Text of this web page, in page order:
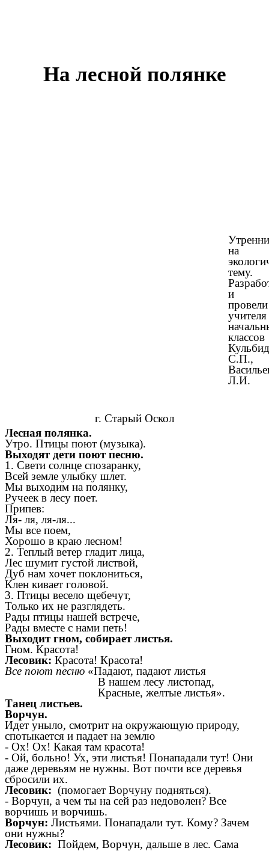
На лесной полянке
на
тему.
и
провели
учителя
классов
С.П.,
Л.И.
г. Старый Оскол
Лесная полянка.
Утро. Птицы поют (музыка).
Выходят дети поют песню.
1. Свети солнце спозаранку,
Всей земле улыбку шлет.
Мы выходим на полянку,
Ручеек в лесу поет.
Припев:
Ля- ля, ля-ля...
Мы все поем,
Хорошо в краю лесном!
2. Теплый ветер гладит лица,
Лес шумит густой листвой,
Дуб нам хочет поклониться,
Клен кивает головой.
3. Птицы весело щебечут,
Только их не разглядеть.
Рады птицы нашей встрече,
Рады вместе с нами петь!
Выходит гном, собирает листья.
Гном. Красота!
Лесовик: Красота! Красота!
Все поют песню «Падают, падают листья
В нашем лесу листопад,
Красные, желтые листья».
Танец листьев.
Ворчун.
Идет уныло, смотрит на окружающую природу,
спотыкается и падает на землю
- Ох! Ох! Какая там красота!
- Ой, больно! Ух, эти листья! Понападали тут! Они
даже деревьям не нужны. Вот почти все деревья
сбросили их.
Лесовик: (помогает Ворчуну подняться).
- Ворчун, а чем ты на сей раз недоволен? Все
ворчишь и ворчишь.
Ворчун: Листьями. Понападали тут. Кому? Зачем
они нужны?
Лесовик: Пойдем, Ворчун, дальше в лес. Сама